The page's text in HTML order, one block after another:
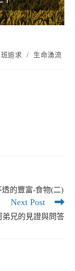
追求 / 生命湧流
透的豐富-食物(二)
Next Post
兄的見證與問答